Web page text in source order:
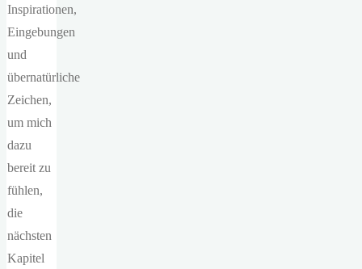
Inspirationen,
Eingebungen
und
übernatürliche
Zeichen,
um mich
dazu
bereit zu
fühlen,
die
nächsten
Kapitel